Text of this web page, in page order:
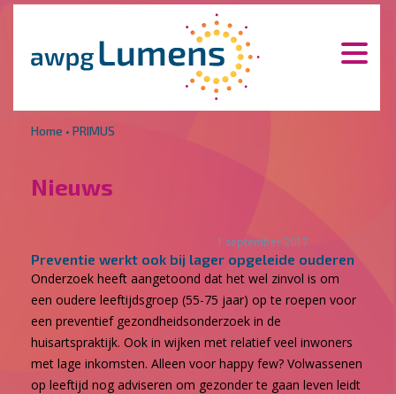
Home • PRIMUS
Nieuws
1 september 2017
Preventie werkt ook bij lager opgeleide ouderen
Onderzoek heeft aangetoond dat het wel zinvol is om
een oudere leeftijdsgroep (55-75 jaar) op te roepen voor
een preventief gezondheidsonderzoek in de
huisartspraktijk. Ook in wijken met relatief veel inwoners
met lage inkomsten. Alleen voor happy few? Volwassenen
op leeftijd nog adviseren om gezonder te gaan leven leidt